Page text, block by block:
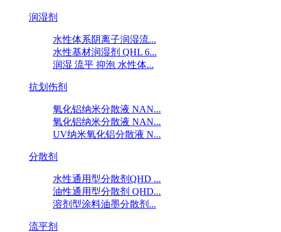
润湿剂
水性体系阴离子润湿流...
水性基材润湿剂 QHL 6...
润湿 流平 抑泡 水性体...
抗划伤剂
氧化铝纳米分散液 NAN...
氧化铝纳米分散液 NAN...
UV纳米氧化铝分散液 N...
分散剂
水性通用型分散剂QHD ...
油性通用型分散剂 QHD...
溶剂型涂料油墨分散剂...
流平剂